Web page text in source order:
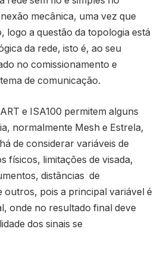
mecânica, uma vez que
logo a questão da topologia está
da rede, isto é, ao seu
no comissionamento e
de comunicação.
e ISA100 permitem alguns
normalmente Mesh e Estrela,
de considerar variáveis de
físicos, limitações de visada,
distâncias de
pois a principal variável é
onde no resultado final deve
dos sinais se